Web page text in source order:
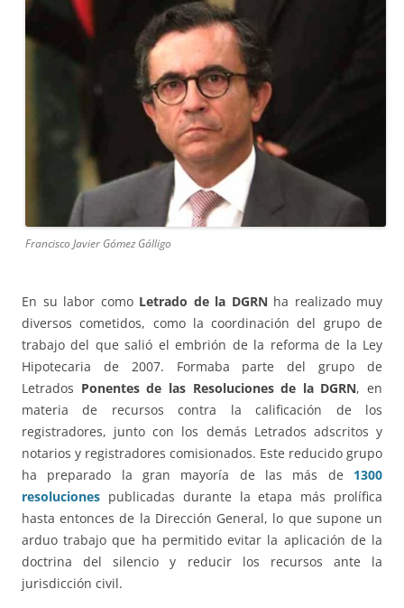
Francisco Javier Gómez Gálligo
En su labor como Letrado de la DGRNha realizado muy
diversos cometidos, como la coordinación del grupo de
trabajo del que salió el embrión de la reforma de la Ley
Hipotecaria de 2007. Formaba parte del grupo de
Letrados Ponentes de las Resoluciones de la DGRN, en
materia de recursos contra la calificación de los
registradores, junto con los demás Letrados adscritos y
notarios y registradores comisionados. Este reducido grupo
ha preparado la gran mayoría de las más de 1300
resoluciones publicadas durante la etapa más prolífica
hasta entonces de la Dirección General, lo que supone un
arduo trabajo que ha permitido evitar la aplicación de la
doctrina del silencio y reducir los recursos ante la
jurisdicción civil.